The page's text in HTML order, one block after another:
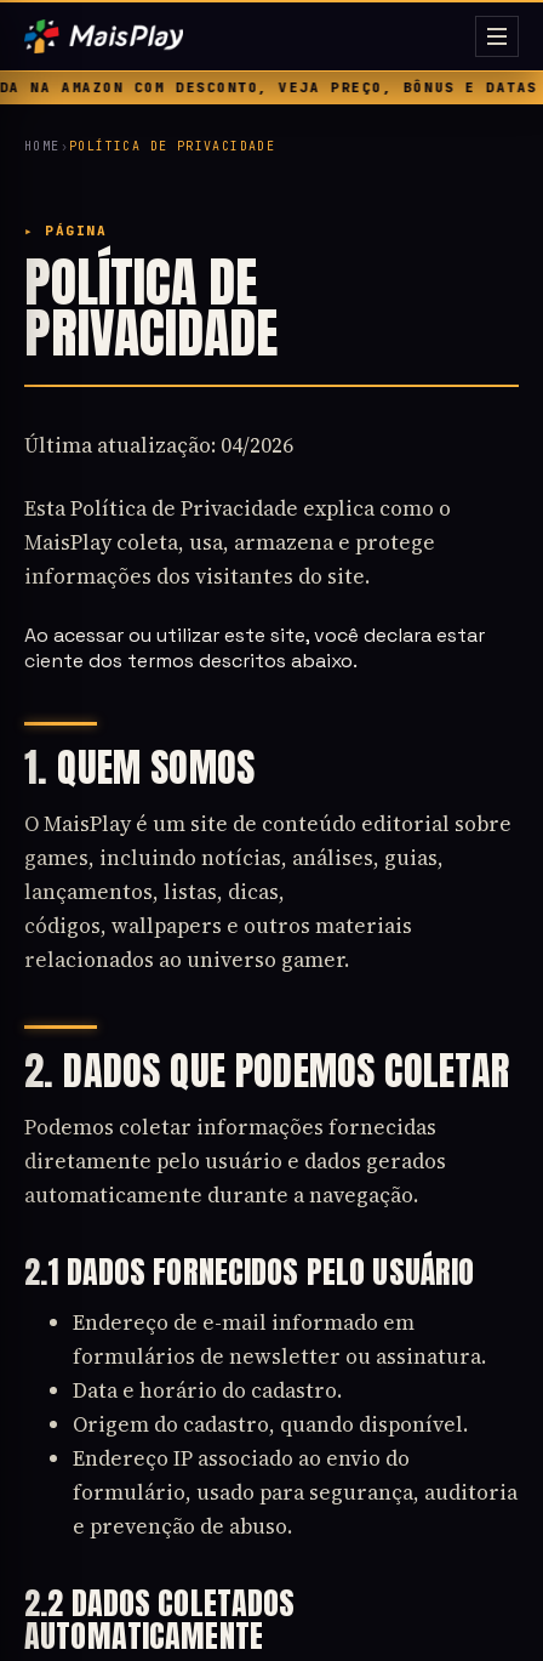
COM DESCONTO, VEJA PREÇO, BÔNUS E DATAS ◆
HOME › POLÍTICA DE PRIVACIDADE
▸ PÁGINA
POLÍTICA DE
PRIVACIDADE
Última atualização: 04/2026
Esta Política de Privacidade explica como o
MaisPlay coleta, usa, armazena e protege
informações dos visitantes do site.
Ao acessar ou utilizar este site, você declara estar
ciente dos termos descritos abaixo.
1. QUEM SOMOS
O MaisPlay é um site de conteúdo editorial sobre
games, incluindo notícias, análises, guias,
lançamentos, listas, dicas,
códigos, wallpapers e outros materiais
relacionados ao universo gamer.
2. DADOS QUE PODEMOS COLETAR
Podemos coletar informações fornecidas
diretamente pelo usuário e dados gerados
automaticamente durante a navegação.
2.1 DADOS FORNECIDOS PELO USUÁRIO
Endereço de e-mail informado em
formulários de newsletter ou assinatura.
Data e horário do cadastro.
Origem do cadastro, quando disponível.
Endereço IP associado ao envio do
formulário, usado para segurança, auditoria
e prevenção de abuso.
2.2 DADOS COLETADOS
AUTOMATICAMENTE